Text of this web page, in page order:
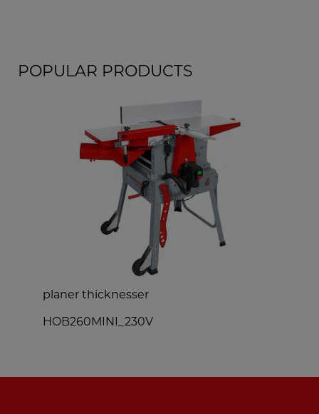
POPULAR PRODUCTS
planer thicknesser
HOB260MINI_230V